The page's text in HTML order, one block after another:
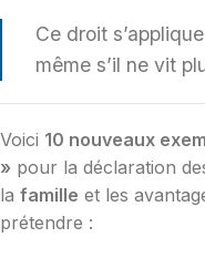
Ce droit s’applique
même s’il ne vit
Voici 10 nouveaux
» pour la déclaration
la famille et les
prétendre :